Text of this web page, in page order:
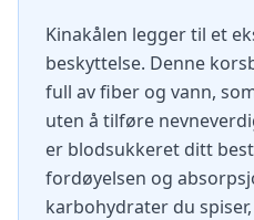
Kinakålen legger til et
beskyttelse. Denne
full av fiber og vann,
uten å tilføre
er blodsukkeret ditt
fordøyelsen og
karbohydrater du